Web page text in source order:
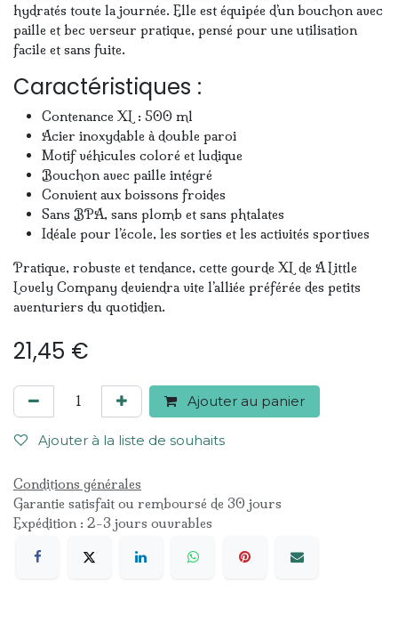
hydratés toute la journée. Elle est équipée d’un bouchon avec
paille et bec verseur pratique, pensé pour une utilisation
facile et sans fuite.
Caractéristiques :
Contenance XL : 500 ml
Acier inoxydable à double paroi
Motif véhicules coloré et ludique
Bouchon avec paille intégré
Convient aux boissons froides
Sans BPA, sans plomb et sans phtalates
Idéale pour l’école, les sorties et les activités sportives
Pratique, robuste et tendance, cette gourde XL de A Little
Lovely Company deviendra vite l’alliée préférée des petits
aventuriers du quotidien.
21,45 €
Ajouter au panier
Ajouter à la liste de souhaits
Conditions générales
Garantie satisfait ou remboursé de 30 jours
Expédition : 2-3 jours ouvrables